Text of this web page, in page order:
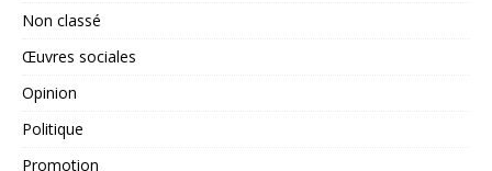
Non classé
Œuvres sociales
Opinion
Politique
Promotion